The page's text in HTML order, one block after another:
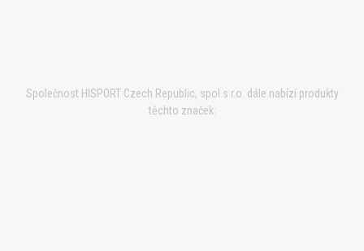
Společnost HISPORT Czech Republic, spol.s r.o. dále nabízí produkty
těchto značek: